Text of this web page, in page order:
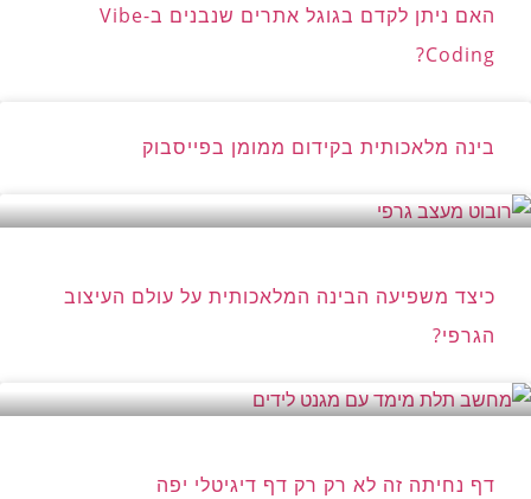
האם ניתן לקדם בגוגל אתרים שנבנים ב-Vibe
Coding?
בינה מלאכותית בקידום ממומן בפייסבוק
כיצד משפיעה הבינה המלאכותית על עולם העיצוב
הגרפי?
דף נחיתה זה לא רק רק דף דיגיטלי יפה